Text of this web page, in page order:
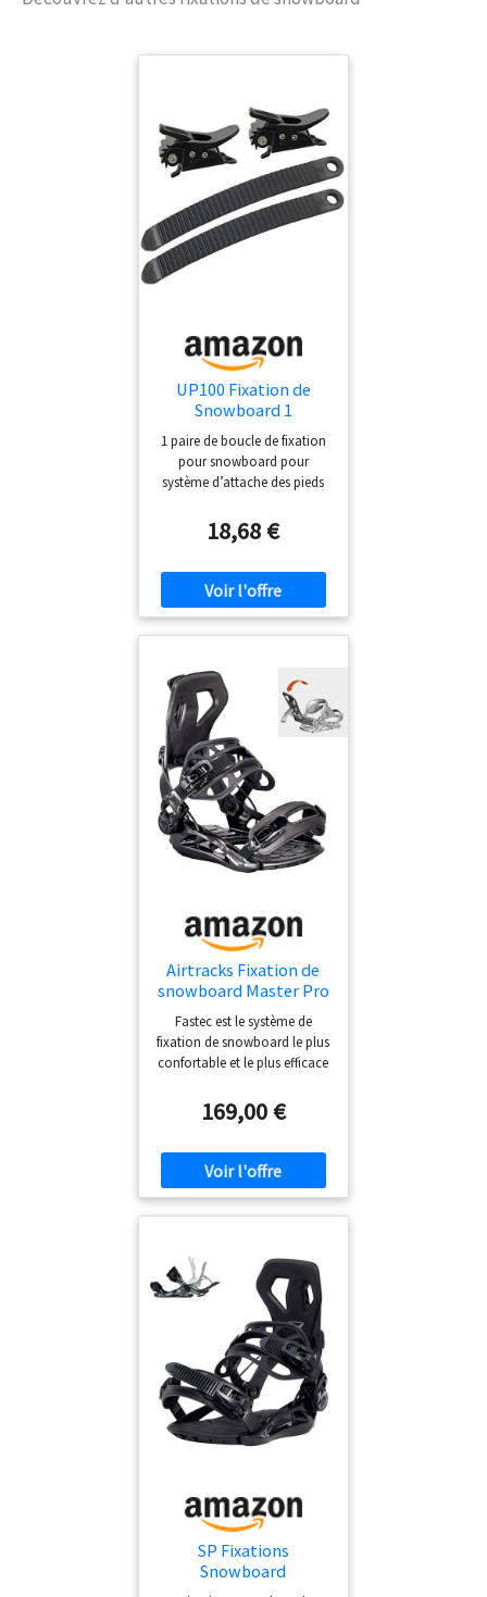
UP100 Fixation de
Snowboard 1
ensemble de 2 boucles
à cliquet et 2 sangles
pour système
d’attache
1 paire de boucle de fixation
pour snowboard pour
système d’attache des pieds
utiliser sur les fixations de
snowboard, les chaussures
etc. Boucles à cliquet :
fabriquées en plastique et
acier, assorties avec des
intérieure de la base en métal
: 24 mm. Longueur totale : 65
mm. Diamètre du trou de vis :
5 mm. Longueur entre le
centre du trou et le petit
crochet : 44,6 mm Sangles :
matériau : plastique ;
longueur : 225 mm ; largeur :
23,5 mm ; diamètre total de
la vis : 6,35 mm Contenu de
l'emballage : 2 boucles à
18,68 €
Airtracks Fixation de
snowboard Master Pro
FASTEC™ System -
Fixation de snowboard
- Noir - Tailles M L XL
(L - noir (41-44))
Fastec est le système de
fixation de snowboard le plus
confortable et le plus efficace
fixation adaptée à votre
chaussure, vous n'aurez plus
réglage. La nouvelle fixation
de snowboard Airtracks
Master Fastec à entrée rapide
système éprouvé FASTEC,
vous ne perdez pas de temps
sur la montagne. Une fois la
fixation réglée, elle est prête
et, si nécessaire, les sangles
et le gabarit sont tout
simplement complètement
réglables sans outil. Le
Highback symétrique est le
moyenne et les meilleures
propriétés polyvalentes. La
transmission de la force est
directe, mais la fixation reste
néanmoins tolérante aux
169,00 €
SP Fixations
Snowboard
Automatiques Modèle